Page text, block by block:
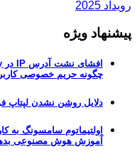
رویداد 2025
پیشنهاد ویژه
چگونه حریم خصوصی
دلایل روشن نشدن لپتاپ
اولتیماتوم سامسونگ به
آموزش هوش مصنوعی